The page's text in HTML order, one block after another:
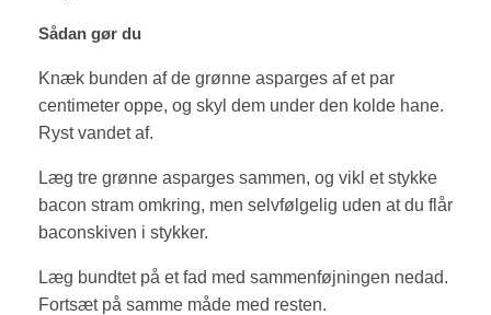
Sådan gør du
Knæk bunden af de grønne asparges af et par
centimeter oppe, og skyl dem under den kolde hane.
Ryst vandet af.
Læg tre grønne asparges sammen, og vikl et stykke
bacon stram omkring, men selvfølgelig uden at du flår
baconskiven i stykker.
Læg bundtet på et fad med sammenføjningen nedad.
Fortsæt på samme måde med resten.